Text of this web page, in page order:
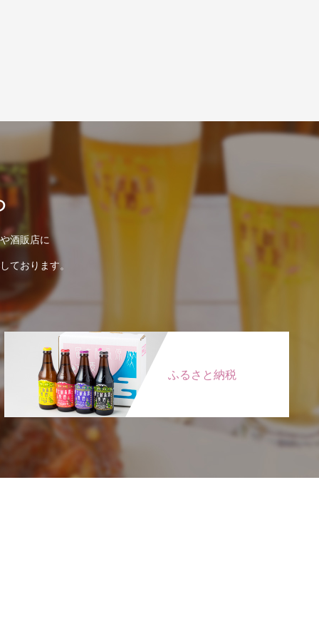
酒販店に
ております。
ふるさと納税